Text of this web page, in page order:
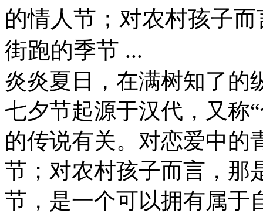
的情人节；对农村孩子
街跑的季节 ...
炎炎夏日，在满树知了的
七夕节起源于汉代，又称
的传说有关。对恋爱中的
节；对农村孩子而言，那
节，是一个可以拥有属于